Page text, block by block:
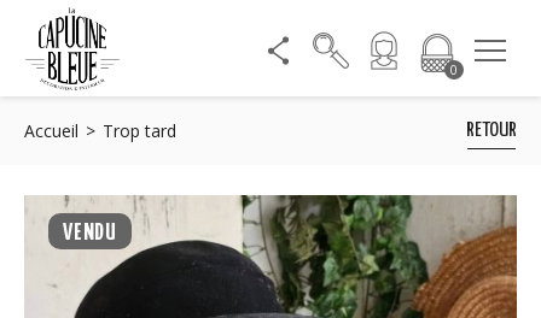
0
RETOUR
Accueil Trop tard
VENDU